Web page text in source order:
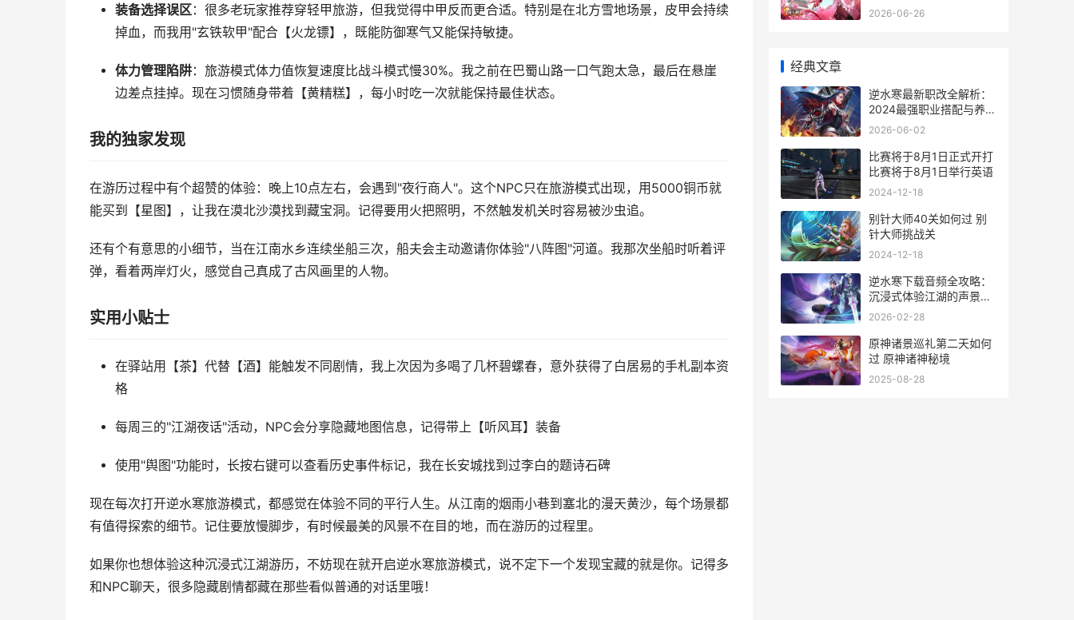
装备选择误区：很多老玩家推荐穿轻甲旅游，但我觉得中甲反而更合适。特别是在北方雪地场景，皮甲会持续
掉血，而我用"玄铁软甲"配合【火龙镖】，既能防御寒气又能保持敏捷。
体力管理陷阱：旅游模式体力值恢复速度比战斗模式慢30%。我之前在巴蜀山路一口气跑太急，最后在悬崖
边差点挂掉。现在习惯随身带着【黄精糕】，每小时吃一次就能保持最佳状态。
我的独家发现
在游历过程中有个超赞的体验：晚上10点左右，会遇到"夜行商人"。这个NPC只在旅游模式出现，用5000铜币就
能买到【星图】，让我在漠北沙漠找到藏宝洞。记得要用火把照明，不然触发机关时容易被沙虫追。
还有个有意思的小细节，当在江南水乡连续坐船三次，船夫会主动邀请你体验"八阵图"河道。我那次坐船时听着评
弹，看着两岸灯火，感觉自己真成了古风画里的人物。
实用小贴士
在驿站用【茶】代替【酒】能触发不同剧情，我上次因为多喝了几杯碧螺春，意外获得了白居易的手札副本资
格
每周三的"江湖夜话"活动，NPC会分享隐藏地图信息，记得带上【听风耳】装备
使用"舆图"功能时，长按右键可以查看历史事件标记，我在长安城找到过李白的题诗石碑
现在每次打开逆水寒旅游模式，都感觉在体验不同的平行人生。从江南的烟雨小巷到塞北的漫天黄沙，每个场景都
有值得探索的细节。记住要放慢脚步，有时候最美的风景不在目的地，而在游历的过程里。
如果你也想体验这种沉浸式江湖游历，不妨现在就开启逆水寒旅游模式，说不定下一个发现宝藏的就是你。记得多
和NPC聊天，很多隐藏剧情都藏在那些看似普通的对话里哦！
能轻松拿第一
2026-06-26
经典文章
逆水寒最新职改全解析：
2024最强职业搭配与养成
技巧
2026-06-02
比赛将于8月1日正式开打
比赛将于8月1日举行英语
2024-12-18
别针大师40关如何过 别
针大师挑战关
2024-12-18
逆水寒下载音频全攻略：
沉浸式体验江湖的声景秘
密
2026-02-28
原神诸景巡礼第二天如何
过 原神诸神秘境
2025-08-28